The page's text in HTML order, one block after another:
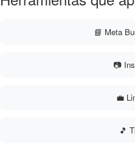
📘 Meta
📷
💼
🎵